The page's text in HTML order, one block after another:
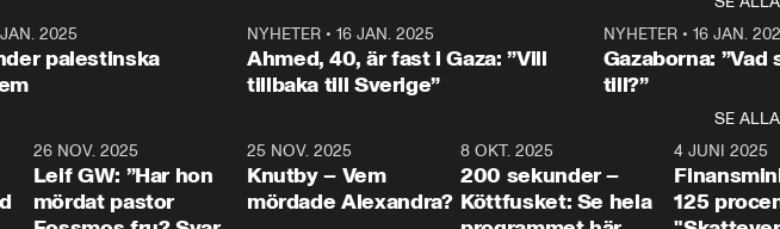
Mohamsson till svars.
Rohwedder
Thand Ring
2025
palestinska
NYHETER• 16 JAN. 2025
Ahmed, 40, är fast i Gaza: ”Vill
tillbaka till Sverige”
NYHETER• 16 JAN.
Gazaborna:
till?”
SE ALLA
26 NOV. 2025
Leif GW: ”Har hon
mördat pastor
31:05
25 NOV. 2025
Knutby – Vem
mördade Alexandra?
4:29
8 OKT. 2025
200 sekunder –
Köttfusket: Se hela
4 JUNI 2025
125